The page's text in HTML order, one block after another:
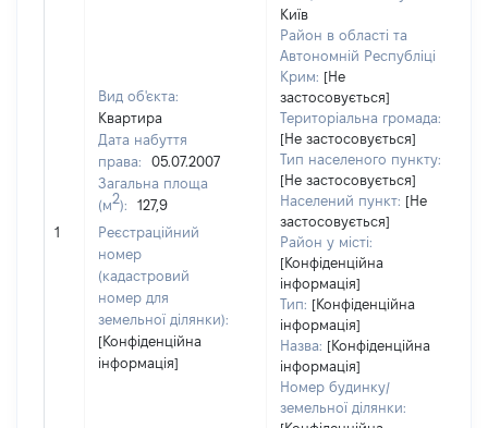
1
Вид об'єкта:
Квартира
Дата набуття
права:
05.07.2007
Загальна площа
(м2):
127,9
Реєстраційний
номер
(кадастровий
номер для
земельної ділянки):
[Конфіденційна
інформація]
Київ
Район в області та
Автономній Республіці
Крим: [Не
застосовується]
Територіальна громада:
[Не застосовується]
Тип населеного пункту:
[Не застосовується]
Населений пункт: [Не
застосовується]
Район у місті:
[Конфіденційна
інформація]
Тип: [Конфіденційна
інформація]
Назва: [Конфіденційна
інформація]
Номер будинку/
земельної ділянки: